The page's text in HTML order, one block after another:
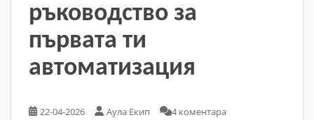
ръководство за
първата ти
автоматизация
22-04-2026 Аула Екип 4 коментара